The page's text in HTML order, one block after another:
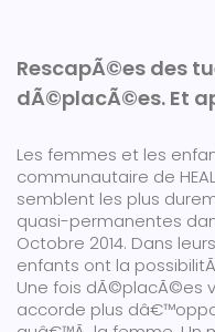
RescapÃ©es des
dÃ©placÃ©es. Et
Les femmes et les
communautaire de
semblent les plus
quasi-permanentes
Octobre 2014. Dans
enfants ont la
Une fois dÃ©placÃ©es
accorde plus